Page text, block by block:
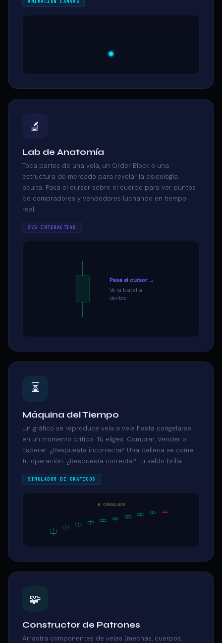
ANIMACIÓN CANVAS
🔬
Lab de Anatomía
Toca partes de una vela, un Order Block o una
estructura de mercado para revelar la psicología
oculta. Pasa el cursor sobre el cuerpo para ver puntos
de compradores y vendedores luchando en tiempo
real.
SVG INTERACTIVO
Pasa el cursor →
Ve la batalla
dentro
⏳
Máquina del Tiempo
Un gráfico se reproduce vela a vela hasta congelarse
en un momento crítico. Tú eliges: Comprar, Vender o
Esperar. ¿Respuesta incorrecta? Una ballena se come
tu operación. ¿Respuesta correcta? Tu saldo brilla.
SIMULADOR DE GRÁFICOS
⏸ CONGELADO
🧩
Constructor de Patrones
Arrastra componentes de velas (mechas, cuerpos,